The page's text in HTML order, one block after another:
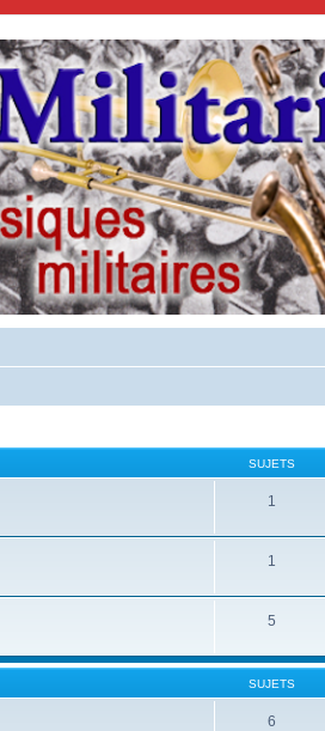
SUJETS
1
1
5
SUJETS
6